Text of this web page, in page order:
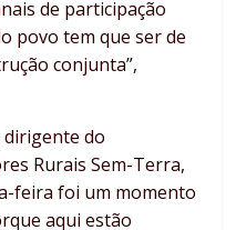
de participação
povo tem que ser de
conjunta”,
dirigente do
Rurais Sem-Terra,
feira foi um momento
aqui estão